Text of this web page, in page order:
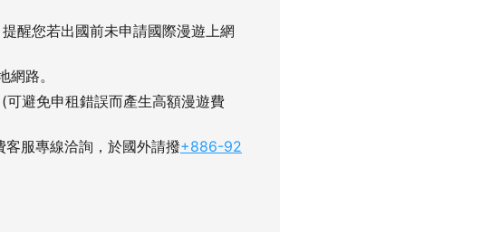
醒您若出國前未申請國際漫遊上網
路。
(可避免申租錯誤而產生高額漫遊費
客服專線洽詢，於國外請撥+886-92